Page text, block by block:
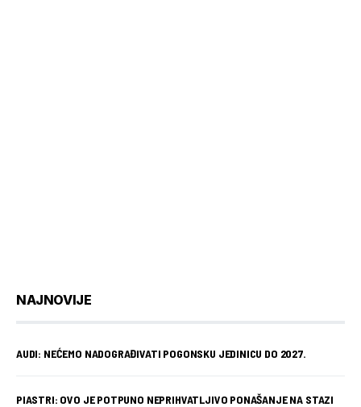
NAJNOVIJE
AUDI: NEĆEMO NADOGRAĐIVATI POGONSKU JEDINICU DO 2027.
PIASTRI: OVO JE POTPUNO NEPRIHVATLJIVO PONAŠANJE NA STAZI